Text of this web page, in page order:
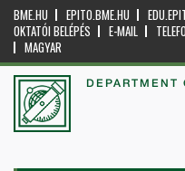
BME.HU EPITO.BME.HU
OKTATÓI BELÉPÉS
E-MAIL
MAGYAR
DEPARTMENT